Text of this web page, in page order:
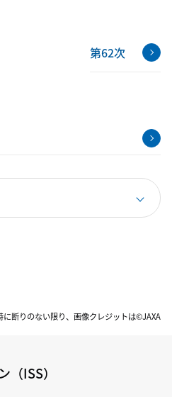
第62次
断りのない限り、画像クレジットは©JAXA
ISS）